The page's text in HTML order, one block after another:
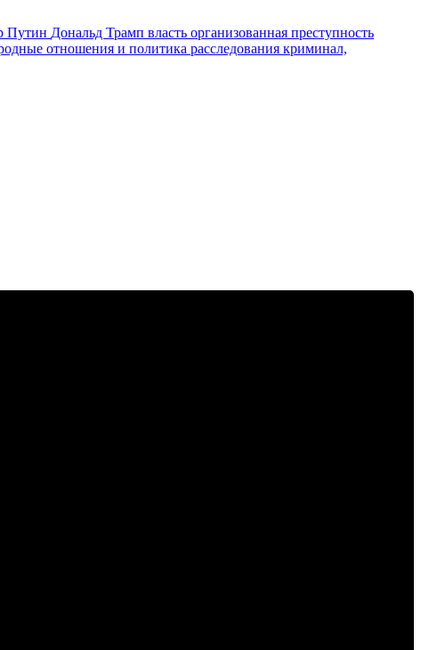
Путин Дональд Трамп власть организованная преступность
отношения и политика расследования криминал,